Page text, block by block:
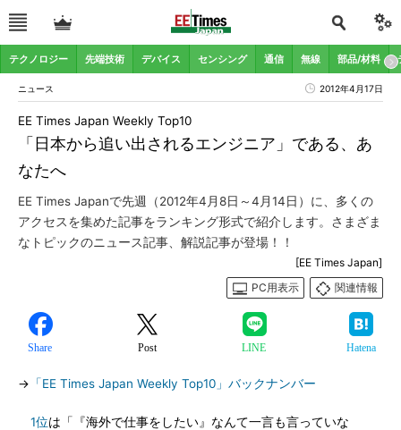
テクノロジー 先端技術 デバイス センシング 通信 無線 部品/材料
ニュース 2012年4月17日
「日本から追い出されるエンジニア」である、あ
なたへ
EE Times Japan Weekly Top10
EE Times Japanで先週（2012年4月8日～4月14日）に、多くの
アクセスを集めた記事をランキング形式で紹介します。さまざま
なトピックのニュース記事、解説記事が登場！！
[EE Times Japan]
PC用表示
関連情報
Share Post LINE Hatena
→ 「EE Times Japan Weekly Top10」バックナンバー
1位は「『海外で仕事をしたい』なんて一言も言っていな